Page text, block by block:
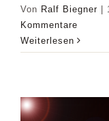
Von Ralf Biegner |
Kommentare
Weiterlesen